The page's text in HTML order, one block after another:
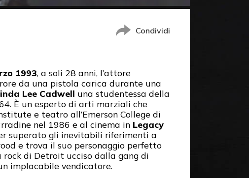
Condividi
1993, a soli 28 anni, l’attore
da una pistola carica durante una
Lee Cadwell una studentessa della
È un esperto di arti marziali che
e teatro all’Emerson College di
nel 1986 e al cinema in Legacy
superato gli inevitabili riferimenti a
e trova il suo personaggio perfetto
rock di Detroit ucciso dalla gang di
implacabile vendicatore.